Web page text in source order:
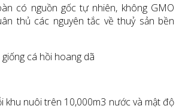
có nguồn gốc tự nhiên, không GMO
thủ các nguyên tắc về thuỷ sản bền
cá hồi hoang dã
khu nuôi trên 10,000m3 nước và mật độ